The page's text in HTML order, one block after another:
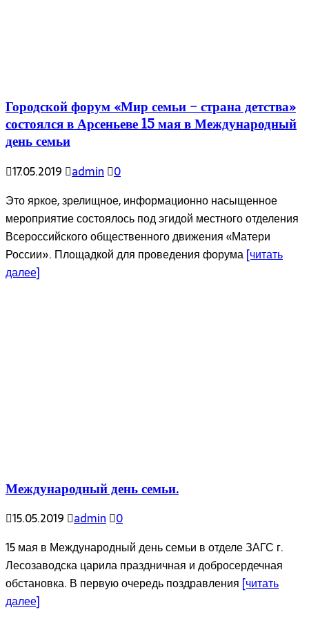
Городской форум «Мир семьи – страна детства»
состоялся в Арсеньеве 15 мая в Международный
день семьи
17.05.2019 admin
0
Это яркое, зрелищное, информационно насыщенное
мероприятие состоялось под эгидой местного отделения
Всероссийского общественного движения «Матери
России». Площадкой для проведения форума[читать
далее]
Международный день семьи.
15.05.2019 admin 0
15 мая в Международный день семьи в отделе ЗАГС г.
Лесозаводска царила праздничная и добросердечная
обстановка. В первую очередь поздравления [читать
далее]